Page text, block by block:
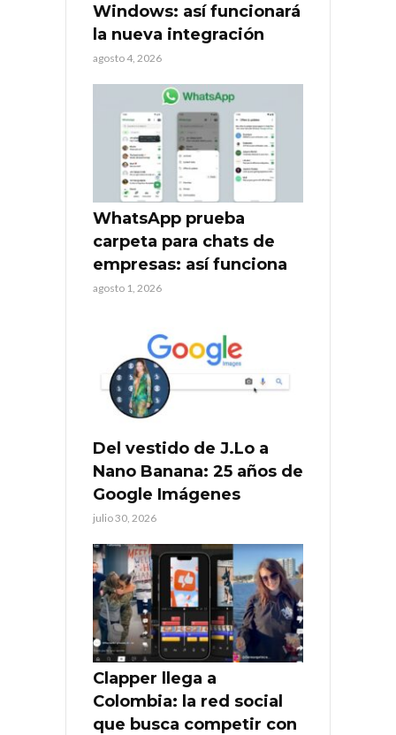
Windows: así funcionará
la nueva integración
agosto 4, 2026
WhatsApp prueba
carpeta para chats de
empresas: así funciona
agosto 1, 2026
Del vestido de J.Lo a
Nano Banana: 25 años de
Google Imágenes
julio 30, 2026
Clapper llega a
Colombia: la red social
que busca competir con